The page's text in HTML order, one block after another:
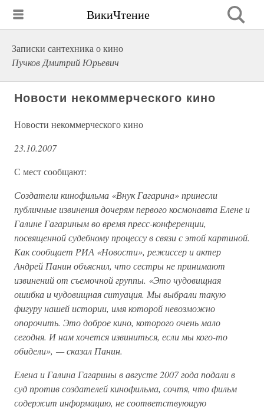
ВикиЧтение
Записки сантехника о кино
Пучков Дмитрий Юрьевич
Новости некоммерческого кино
Новости некоммерческого кино
23.10.2007
С мест сообщают:
Создатели кинофильма «Внук Гагарина» принесли
публичные извинения дочерям первого космонавта Елене и
Галине Гагариным во время пресс-конференции,
посвященной судебному процессу в связи с этой картиной.
Как сообщает РИА «Новости», режиссер и актер
Андрей Панин объяснил, что сестры не принимают
извинений от съемочной группы. «Это чудовищная
ошибка и чудовищная ситуация. Мы выбрали такую
фигуру нашей истории, имя которой невозможно
опорочить. Это доброе кино, которого очень мало
сегодня. И нам хочется извиниться, если мы кого-то
обидели», — сказал Панин.
Елена и Галина Гагарины в августе 2007 года подали в
суд против создателей кинофильма, сочтя, что фильм
содержит информацию, не соответствующую